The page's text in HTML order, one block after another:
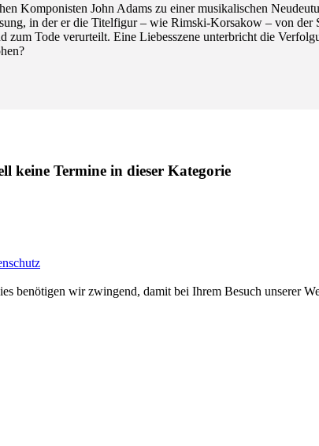
Komponisten John Adams zu einer musikalischen
in der er die Titelfigur – wie Rimski-Korsakow – von
Tode verurteilt. Eine Liebesszene unterbricht die
keine Termine in dieser Kategorie
benötigen wir zwingend, damit bei Ihrem Besuch unserer